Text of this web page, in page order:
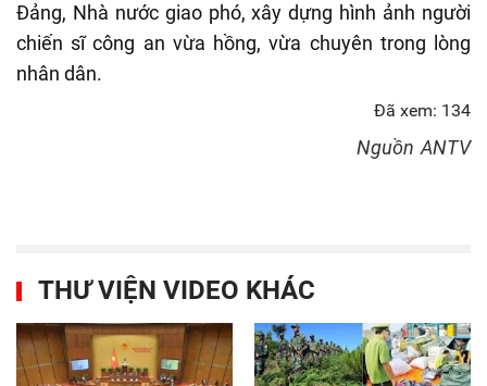
Đảng, Nhà nước giao phó, xây dựng hình ảnh người
chiến sĩ công an vừa hồng, vừa chuyên trong lòng
nhân dân.
Đã xem: 134
Nguồn ANTV
THƯ VIỆN VIDEO KHÁC